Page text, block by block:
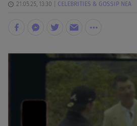
21.05.25, 13:30 CELEBRITIES & GOSSIP ΝΕΑ